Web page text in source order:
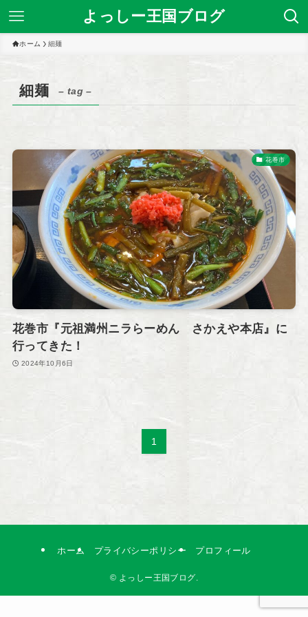
よっしー王国ブログ
ホーム 細麺
細麺 – tag –
花巻市
花巻市『元祖満州ニラらーめん さかえや本店』に
行ってきた！
2024年10月6日
1
ホーム プライバシーポリシー プロフィール
© よっしー王国ブログ.